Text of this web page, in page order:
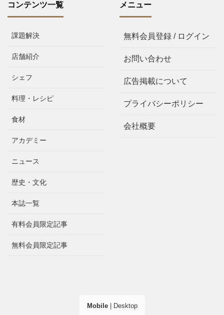
コンテンツ一覧
課題解決
店舗紹介
シェフ
料理・レシピ
食材
アカデミー
ニュース
歴史・文化
本誌一覧
有料会員限定記事
無料会員限定記事
メニュー
無料会員登録 / ログイン
お問い合わせ
広告掲載について
プライバシーポリシー
会社概要
Mobile| Desktop